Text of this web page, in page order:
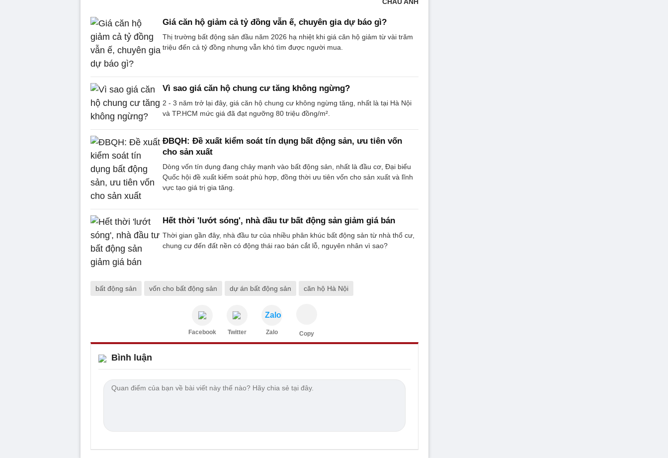
Giá căn hộ giảm cả tỷ đồng vẫn ế, chuyên gia dự báo gì?
Thị trường bất động sản đầu năm 2026 hạ nhiệt khi giá căn hộ giảm từ vài trăm
triệu đến cả tỷ đồng nhưng vẫn khó tìm được người mua.
Vì sao giá căn hộ chung cư tăng không ngừng?
2 - 3 năm trở lại đây, giá căn hộ chung cư không ngừng tăng, nhất là tại Hà Nội
và TP.HCM mức giá đã đạt ngưỡng 80 triệu đồng/m².
ĐBQH: Đề xuất kiểm soát tín dụng bất động sản, ưu tiên vốn
cho sản xuất
Dòng vốn tín dụng đang chảy mạnh vào bất động sản, nhất là đầu cơ, Đại biểu
Quốc hội đề xuất kiểm soát phù hợp, đồng thời ưu tiên vốn cho sản xuất và lĩnh
vực tạo giá trị gia tăng.
Hết thời 'lướt sóng', nhà đầu tư bất động sản giảm giá bán
Thời gian gần đây, nhà đầu tư của nhiều phân khúc bất động sản từ nhà thổ cư,
chung cư đến đất nền có động thái rao bán cắt lỗ, nguyên nhân vì sao?
bất động sản vốn cho bất động sản dự án bất động sản căn hộ Hà Nội
Facebook Twitter
Zalo
Zalo Copy
Bình luận